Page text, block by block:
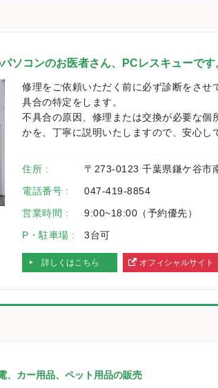
ソコンのお医者さん、PCレスキューです
修理をご依頼いただく前に必ず診断をさせ
具合の特定をします。
不具合の原因、修理または交換が必要な個
かを、丁寧に説明いたしますので、安心し
住所 :
〒273-0123 千葉県鎌ケ谷市
電話番号 :
047-419-8854
営業時間 :
9:00~18:00（予約優先）
P・駐車場 :
3台可
詳しくはこちら
オフィシャルサイト
、カー用品、ペット用品の販売